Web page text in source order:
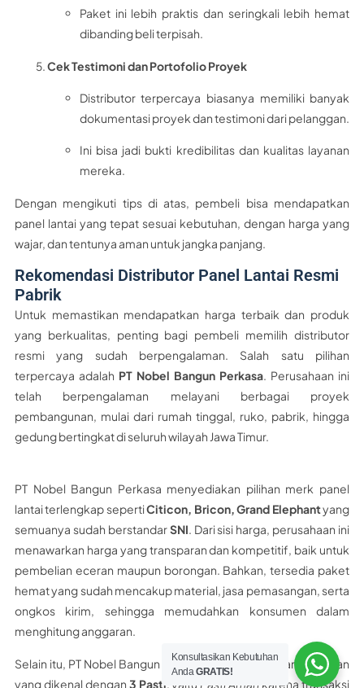
Paket ini lebih praktis dan seringkali lebih hemat
dibanding beli terpisah.
Cek Testimoni dan Portofolio Proyek
Distributor terpercaya biasanya memiliki banyak
dokumentasi proyek dan testimoni dari pelanggan.
Ini bisa jadi bukti kredibilitas dan kualitas layanan
mereka.
Dengan mengikuti tips di atas, pembeli bisa mendapatkan
panel lantai yang tepat sesuai kebutuhan, dengan harga yang
wajar, dan tentunya aman untuk jangka panjang.
Rekomendasi Distributor Panel Lantai Resmi
Pabrik
Untuk memastikan mendapatkan harga terbaik dan produk
yang berkualitas, penting bagi pembeli memilih distributor
resmi yang sudah berpengalaman. Salah satu pilihan
terpercaya adalah PT Nobel Bangun Perkasa. Perusahaan ini
telah berpengalaman melayani berbagai proyek
pembangunan, mulai dari rumah tinggal, ruko, pabrik, hingga
gedung bertingkat di seluruh wilayah Jawa Timur.
PT Nobel Bangun Perkasa menyediakan pilihan merk panel
lantai terlengkap sepertiCiticon, Bricon, Grand Elephantyang
semuanya sudah berstandarSNI. Dari sisi harga, perusahaan ini
menawarkan harga yang transparan dan kompetitif, baik untuk
pembelian eceran maupun borongan. Bahkan, tersedia paket
hemat yang sudah mencakup material, jasa pemasangan, serta
ongkos kirim, sehingga memudahkan konsumen dalam
menghitung anggaran.
Selain itu, PT Nobel Bangun Perkasa memiliki layanan unggulan
yang dikenal dengan 3 Pasti, yaitu Pasti Aman karena transaksi
Konsultasikan Kebutuhan
AndaGRATIS!